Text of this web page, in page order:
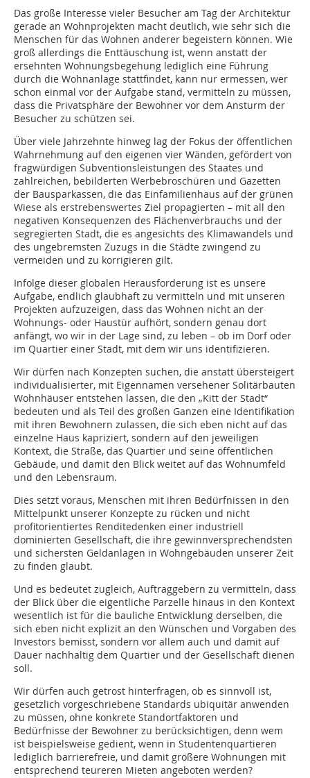
Das große Interesse vieler Besucher am Tag der Architektur
gerade an Wohnprojekten macht deutlich, wie sehr sich die
Menschen für das Wohnen anderer begeistern können. Wie
groß allerdings die Enttäuschung ist, wenn anstatt der
ersehnten Wohnungsbegehung lediglich eine Führung
durch die Wohnanlage stattfindet, kann nur ermessen, wer
schon einmal vor der Aufgabe stand, vermitteln zu müssen,
dass die Privatsphäre der Bewohner vor dem Ansturm der
Besucher zu schützen sei.
Über viele Jahrzehnte hinweg lag der Fokus der öffentlichen
Wahrnehmung auf den eigenen vier Wänden, gefördert von
fragwürdigen Subventionsleistungen des Staates und
zahlreichen, bebilderten Werbebroschüren und Gazetten
der Bausparkassen, die das Einfamilienhaus auf der grünen
Wiese als erstrebenswertes Ziel propagierten – mit all den
negativen Konsequenzen des Flächenverbrauchs und der
segregierten Stadt, die es angesichts des Klimawandels und
des ungebremsten Zuzugs in die Städte zwingend zu
vermeiden und zu korrigieren gilt.
Infolge dieser globalen Herausforderung ist es unsere
Aufgabe, endlich glaubhaft zu vermitteln und mit unseren
Projekten aufzuzeigen, dass das Wohnen nicht an der
Wohnungs- oder Haustür aufhört, sondern genau dort
anfängt, wo wir in der Lage sind, zu leben – ob im Dorf oder
im Quartier einer Stadt, mit dem wir uns identifizieren.
Wir dürfen nach Konzepten suchen, die anstatt übersteigert
individualisierter, mit Eigennamen versehener Solitärbauten
Wohnhäuser entstehen lassen, die den „Kitt der Stadt“
bedeuten und als Teil des großen Ganzen eine Identifikation
mit ihren Bewohnern zulassen, die sich eben nicht auf das
einzelne Haus kapriziert, sondern auf den jeweiligen
Kontext, die Straße, das Quartier und seine öffentlichen
Gebäude, und damit den Blick weitet auf das Wohnumfeld
und den Lebensraum.
Dies setzt voraus, Menschen mit ihren Bedürfnissen in den
Mittelpunkt unserer Konzepte zu rücken und nicht
profitorientiertes Renditedenken einer industriell
dominierten Gesellschaft, die ihre gewinnversprechendsten
und sichersten Geldanlagen in Wohngebäuden unserer Zeit
zu finden glaubt.
Und es bedeutet zugleich, Auftraggebern zu vermitteln, dass
der Blick über die eigentliche Parzelle hinaus in den Kontext
wesentlich ist für die bauliche Entwicklung derselben, die
sich eben nicht explizit an den Wünschen und Vorgaben des
Inves­tors bemisst, sondern vor allem auch und damit auf
Dauer nachhaltig dem Quartier und der Gesellschaft dienen
soll.
Wir dürfen auch getrost hinterfragen, ob es sinnvoll ist,
gesetzlich vorgeschriebene Standards ubiquitär anwenden
zu müssen, ohne konkrete Standortfaktoren und
Bedürfnisse der Bewohner zu berücksichtigen, denn wem
ist beispielsweise gedient, wenn in Studentenquartieren
lediglich barrierefreie, und damit größere Wohnungen mit
entsprechend teureren Mieten angeboten werden?